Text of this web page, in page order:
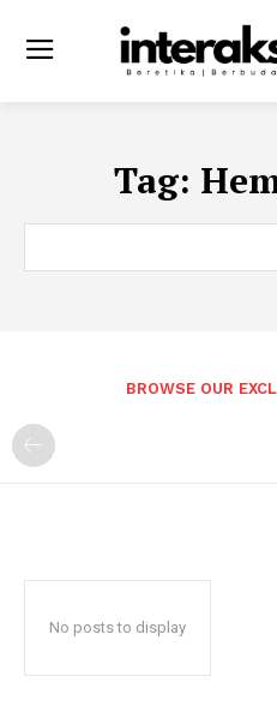
Tag:
BROWSE OUR
No posts to display